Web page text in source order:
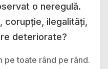
o neregulă.
corupție, ilegalități,
deteriorate?
pe toate rând pe rând.